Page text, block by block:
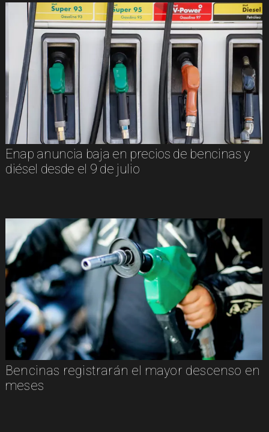
Enap anuncia baja en precios de bencinas y
diésel desde el 9 de julio
Bencinas registrarán el mayor descenso en
meses